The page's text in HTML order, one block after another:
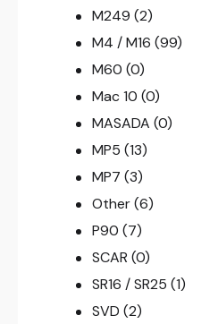
M249 (2)
M4 / M16 (99)
M60 (0)
Mac 10 (0)
MASADA (0)
MP5 (13)
MP7 (3)
Other (6)
P90 (7)
SCAR (0)
SR16 / SR25 (1)
SVD (2)